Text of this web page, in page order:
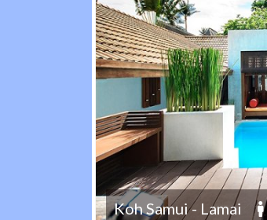
Koh Samui - Lamai